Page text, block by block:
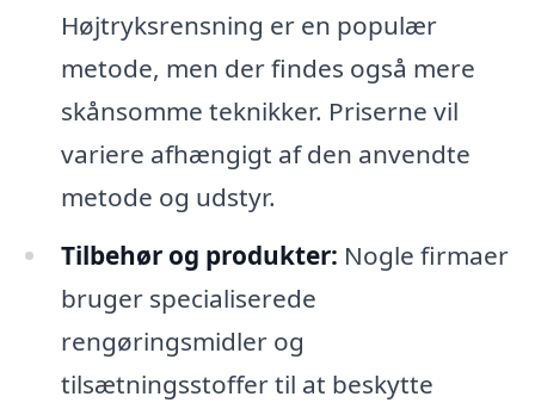
Højtryksrensning er en populær
metode, men der findes også mere
skånsomme teknikker. Priserne vil
variere afhængigt af den anvendte
metode og udstyr.
Tilbehør og produkter: Nogle firmaer
bruger specialiserede
rengøringsmidler og
tilsætningsstoffer til at beskytte